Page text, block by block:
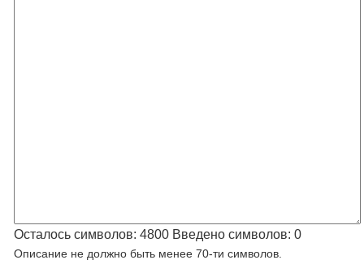
Осталось символов: 4800 Введено символов: 0
Описание не должно быть менее 70-ти символов.